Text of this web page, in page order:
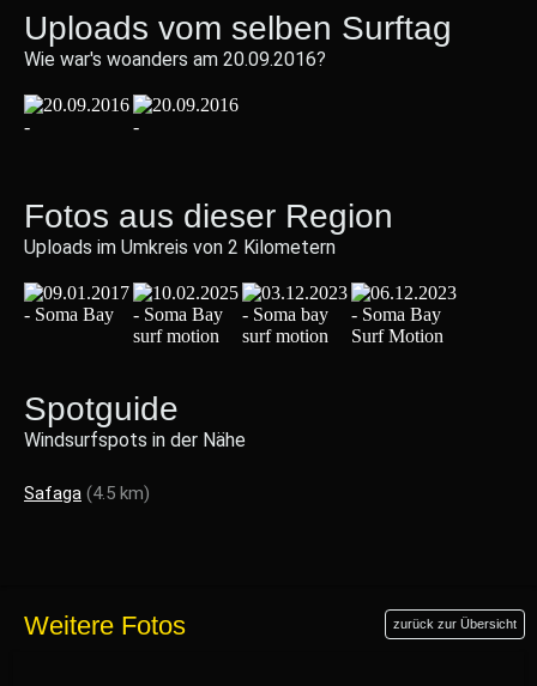
Uploads vom selben Surftag
Wie war's woanders am 20.09.2016?
Fotos aus dieser Region
Uploads im Umkreis von 2 Kilometern
Spotguide
Windsurfspots in der Nähe
Safaga (4.5 km)
Weitere Fotos zurück zur Übersicht